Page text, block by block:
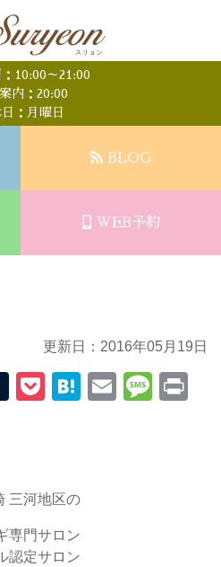
10:00～21:00
内：20:00
：月曜日
BLOG
WEB予約
更新日：2016年05月19日
Tumblr
Pocket
Hatena
Email
三河地区の
専門サロン
認定サロン